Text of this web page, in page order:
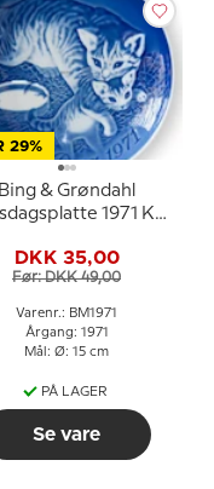
29%
Bing & Grøndahl
1971 Kat
DKK 35,00
Før: DKK 49,00
Varenr.: BM1971
Årgang: 1971
Mål: Ø: 15 cm
PÅ LAGER
Se vare